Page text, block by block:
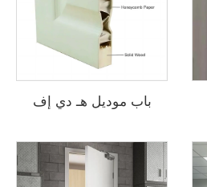
باب موديل هـ دي إف